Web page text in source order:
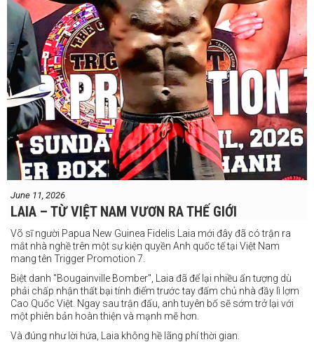
June 11, 2026
LAIA – TỪ VIỆT NAM VƯƠN RA THẾ GIỚI
Võ sĩ người Papua New Guinea Fidelis Laia mới đây đã có trận ra
mắt nhà nghề trên một sự kiện quyền Anh quốc tế tại Việt Nam
mang tên Trigger Promotion 7.
Biệt danh "Bougainville Bomber", Laia đã để lại nhiều ấn tượng dù
phải chấp nhận thất bại tính điểm trước tay đấm chủ nhà đầy lì lợm
Cao Quốc Việt. Ngay sau trận đấu, anh tuyên bố sẽ sớm trở lại với
một phiên bản hoàn thiện và mạnh mẽ hơn.
Và đúng như lời hứa, Laia không hề lãng phí thời gian.